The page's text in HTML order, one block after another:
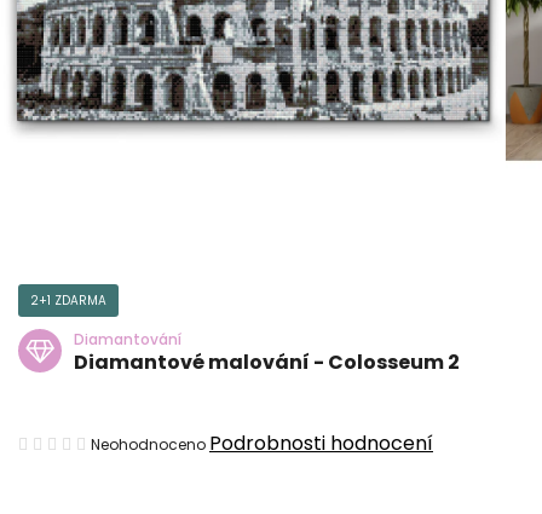
2+1 ZDARMA
Diamantování
Diamantové malování - Colosseum 2
Průměrné
Neohodnoceno Podrobnosti hodnocení